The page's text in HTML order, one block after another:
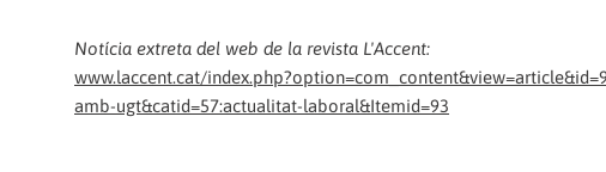
Notícia extreta del web de la revista L'Accent:
www.laccent.cat/
amb-ugt&catid=57:actualitat-laboral&Itemid=93